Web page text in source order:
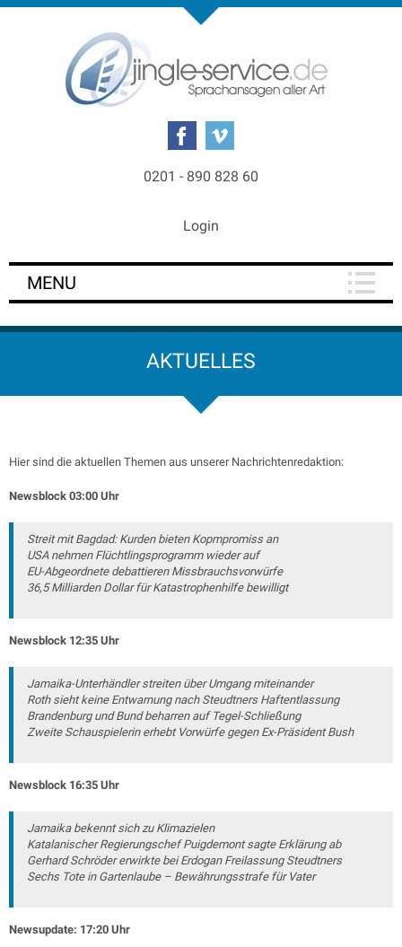
0201 - 890 828 60
Login
MENU
AKTUELLES
Hier sind die aktuellen Themen aus unserer Nachrichtenredaktion:
Newsblock 03:00 Uhr
Streit mit Bagdad: Kurden bieten Kopmpromiss an
USA nehmen Flüchtlingsprogramm wieder auf
EU-Abgeordnete debattieren Missbrauchsvorwürfe
36,5 Milliarden Dollar für Katastrophenhilfe bewilligt
Newsblock 12:35 Uhr
Jamaika-Unterhändler streiten über Umgang miteinander
Roth sieht keine Entwarnung nach Steudtners Haftentlassung
Brandenburg und Bund beharren auf Tegel-Schließung
Zweite Schauspielerin erhebt Vorwürfe gegen Ex-Präsident Bush
Newsblock 16:35 Uhr
Jamaika bekennt sich zu Klimazielen
Katalanischer Regierungschef Puigdemont sagte Erklärung ab
Gerhard Schröder erwirkte bei Erdogan Freilassung Steudtners
Sechs Tote in Gartenlaube – Bewährungsstrafe für Vater
Newsupdate: 17:20 Uhr